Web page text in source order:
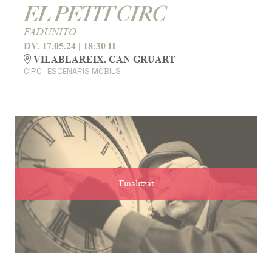
EL PETIT CIRC
FADUNITO
DV. 17.05.24 | 18:30 H
VILABLAREIX. CAN GRUART
CIRC ESCENARIS MÒBILS
Finalitzat